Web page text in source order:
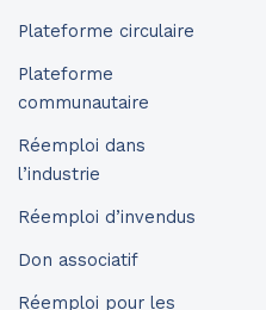
Plateforme circulaire
Plateforme
communautaire
Réemploi dans
l’industrie
Réemploi d’invendus
Don associatif
Réemploi pour les